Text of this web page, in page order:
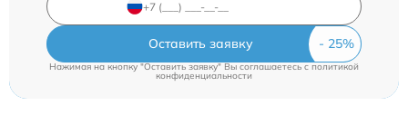
Оставить заявку
Нажимая на кнопку "Оставить заявку" Вы соглашаетесь c политикой
конфиденциальности